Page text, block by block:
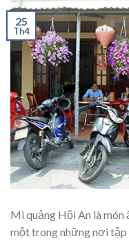
25
Th4
Mì quảng Hội An là món
một trong những nơi tập